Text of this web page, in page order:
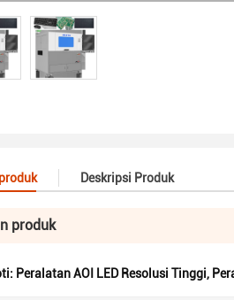
Deskripsi Produk
produk
Peralatan AOI LED Resolusi Tinggi,